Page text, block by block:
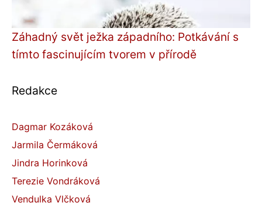
Záhadný svět ježka západního: Potkávání s
tímto fascinujícím tvorem v přírodě
Redakce
Dagmar Kozáková
Jarmila Čermáková
Jindra Horinková
Terezie Vondráková
Vendulka Vlčková